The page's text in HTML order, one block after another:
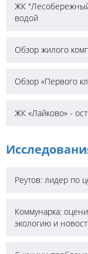
ЖК
водой
Обзор жилого
Обзор «Первого
ЖК «Лайково» -
Реутов: лидер по
Коммунарка:
экологию и